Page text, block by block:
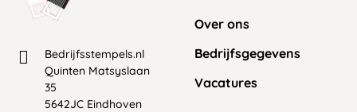
Bedrijfsstempels.nl
Quinten Matsyslaan
35
5642JC Eindhoven
Over ons
Bedrijfsgegevens
Vacatures